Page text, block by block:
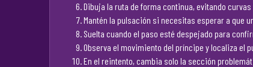
Dibuja la ruta de forma continua, evitando
Mantén la pulsación si necesitas esperar a que
Suelta cuando el paso esté despejado para
Observa el movimiento del príncipe y localiza el
En el reintento, cambia solo la sección